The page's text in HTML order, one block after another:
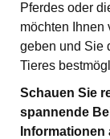
Pferdes oder
möchten Ihnen
geben und Sie
Tieres
Schauen Sie
spannende